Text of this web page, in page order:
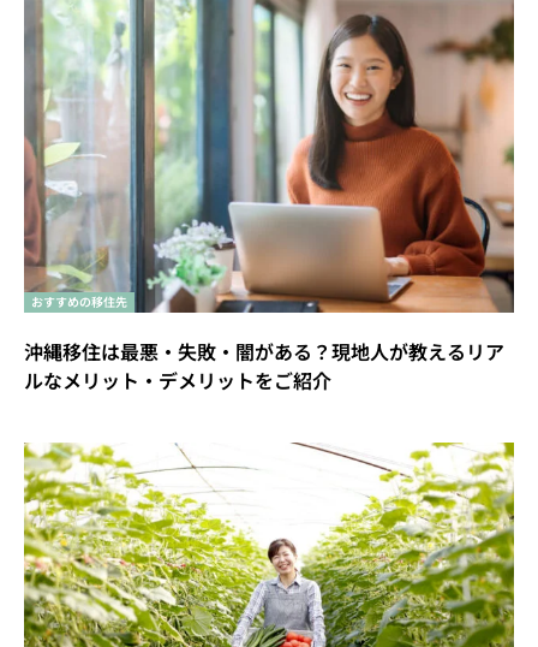
おすすめの移住先
沖縄移住は最悪・失敗・闇がある？現地人が教えるリア
ルなメリット・デメリットをご紹介